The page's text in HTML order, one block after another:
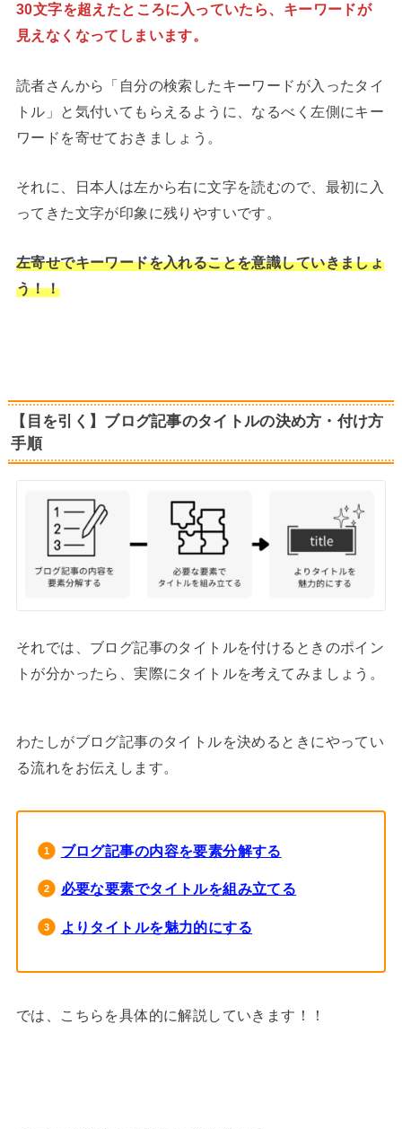
30文字を超えたところに入っていたら、キーワードが
見えなくなってしまいます。
読者さんから「自分の検索したキーワードが入ったタイ
トル」と気付いてもらえるように、なるべく左側にキー
ワードを寄せておきましょう。
それに、日本人は左から右に文字を読むので、最初に入
ってきた文字が印象に残りやすいです。
左寄せでキーワードを入れることを意識していきましょ
う！！
【目を引く】ブログ記事のタイトルの決め方・付け方
手順
それでは、ブログ記事のタイトルを付けるときのポイン
トが分かったら、実際にタイトルを考えてみましょう。
わたしがブログ記事のタイトルを決めるときにやってい
る流れをお伝えします。
ブログ記事の内容を要素分解する
必要な要素でタイトルを組み立てる
よりタイトルを魅力的にする
では、こちらを具体的に解説していきます！！